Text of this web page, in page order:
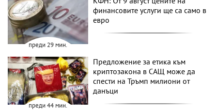
преди 29 мин.
финансовите услуги ще са само в
евро
преди 44 мин.
Предложение за етика към
криптозакона в САЩ може да
спести на Тръмп милиони от
данъци